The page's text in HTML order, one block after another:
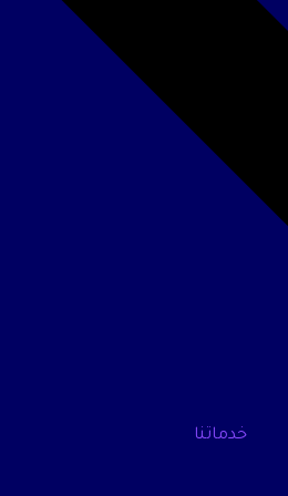
خدماتنا